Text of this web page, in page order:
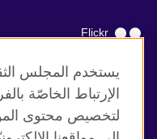
Flickr
RSS
يستخدم المجلس
الإرتباط الخاصّة
لتخصيص محتوى